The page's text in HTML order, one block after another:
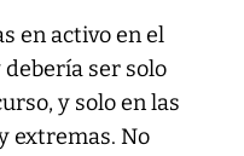
en activo en el
ser solo
y solo en las
extremas. No